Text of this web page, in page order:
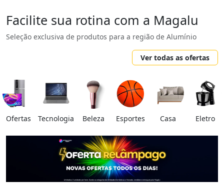
Facilite sua rotina com a Magalu
Seleção exclusiva de produtos para a região de Alumínio
Ver todas as ofertas
Ofertas Tecnologia Beleza Esportes Casa Eletro